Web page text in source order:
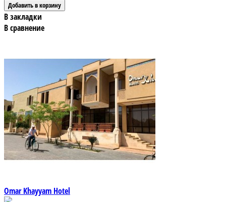
В закладки
В сравнение
Omar Khayyam Hotel